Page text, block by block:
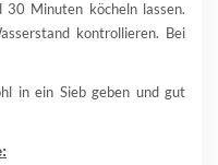
30 Minuten köcheln lassen.
kontrollieren. Bei
in ein Sieb geben und gut